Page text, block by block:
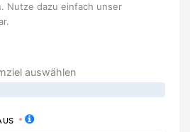
Nutze dazu einfach unser
auswählen